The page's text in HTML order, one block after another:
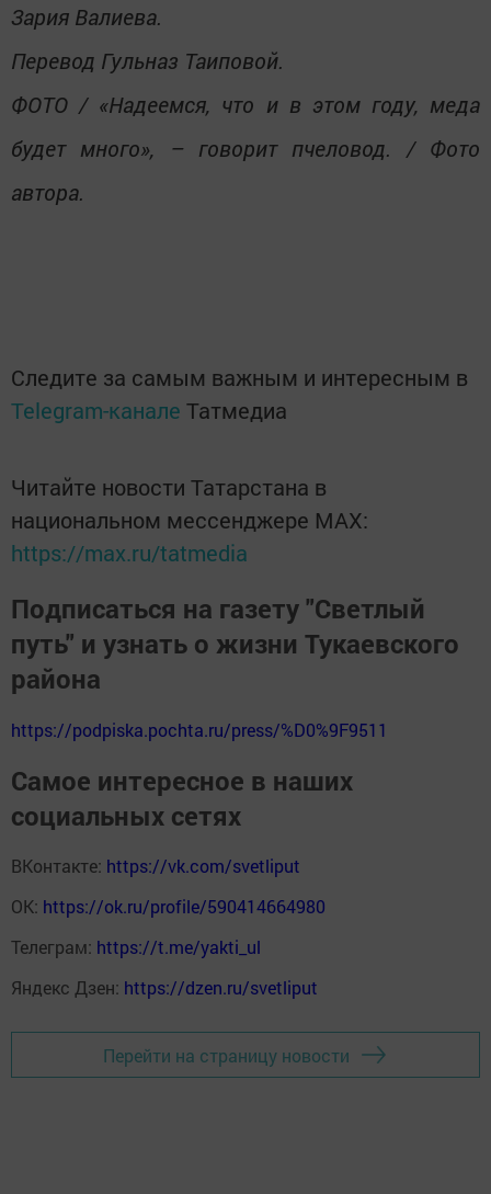
Зария Валиева.
Перевод Гульназ Таиповой.
ФОТО / «Надеемся, что и в этом году, меда
будет много», – говорит пчеловод. / Фото
автора.
Следите за самым важным и интересным в
Telegram-канале Татмедиа
Читайте новости Татарстана в
национальном мессенджере MАХ:
https://max.ru/tatmedia
Подписаться на газету "Светлый
путь" и узнать о жизни Тукаевского
района
https://podpiska.pochta.ru/press/%D0%9F9511
Самое интересное в наших
социальных сетях
ВКонтакте: https://vk.com/svetliput
ОК: https://ok.ru/profile/590414664980
Телеграм: https://t.me/yakti_ul
Яндекс Дзен: https://dzen.ru/svetliput
Перейти на страницу новости